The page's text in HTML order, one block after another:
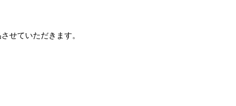
せていただきます。